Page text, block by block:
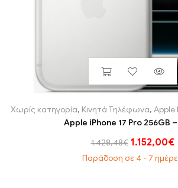
Χωρίς κατηγορία, Κινητά Τηλέφωνα, Apple
Apple iPhone 17 Pro 256GB
1.428,48€ 1.152,00€
Παράδοση σε 4 - 7